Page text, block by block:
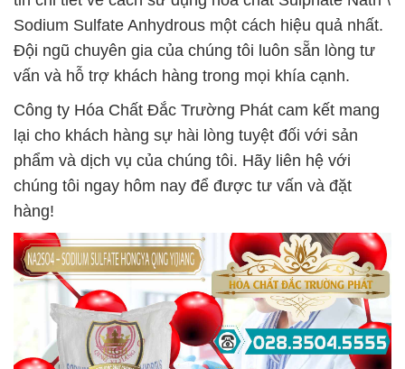
Sodium Sulfate Anhydrous một cách hiệu quả nhất.
Đội ngũ chuyên gia của chúng tôi luôn sẵn lòng tư
vấn và hỗ trợ khách hàng trong mọi khía cạnh.
Công ty Hóa Chất Đắc Trường Phát cam kết mang
lại cho khách hàng sự hài lòng tuyệt đối với sản
phẩm và dịch vụ của chúng tôi. Hãy liên hệ với
chúng tôi ngay hôm nay để được tư vấn và đặt
hàng!